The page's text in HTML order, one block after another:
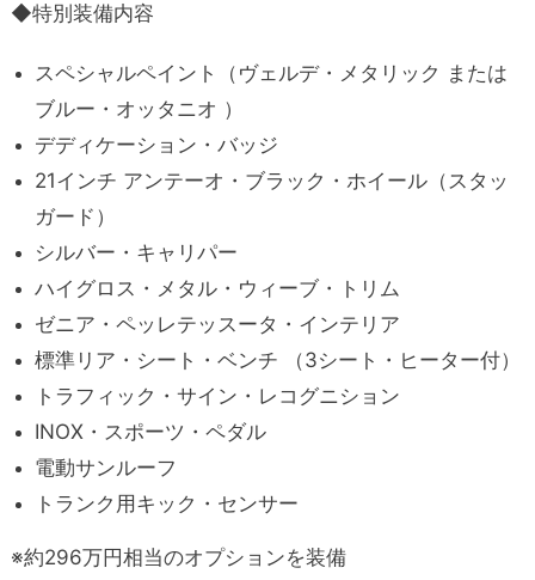
◆特別装備内容
スペシャルペイント（ヴェルデ・メタリック または
ブルー・オッタニオ ）
デディケーション・バッジ
21インチ アンテーオ・ブラック・ホイール（スタッ
ガード）
シルバー・キャリパー
ハイグロス・メタル・ウィーブ・トリム
ゼニア・ペッレテッスータ・インテリア
標準リア・シート・ベンチ （3シート・ヒーター付）
トラフィック・サイン・レコグニション
INOX・スポーツ・ペダル
電動サンルーフ
トランク用キック・センサー
※約296万円相当のオプションを装備